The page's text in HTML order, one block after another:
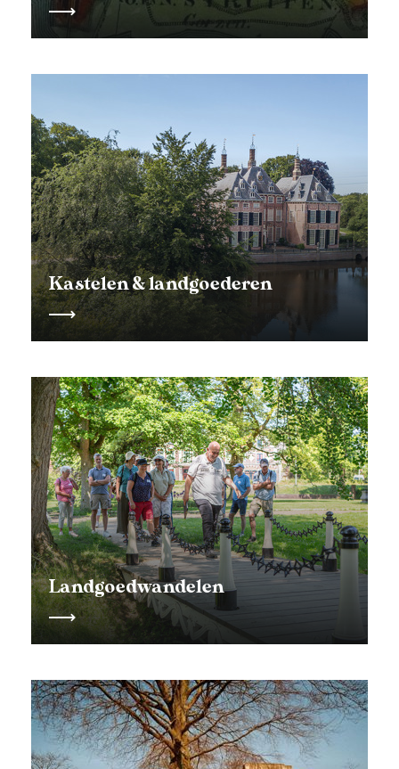
Kastelen & landgoederen
Landgoedwandelen